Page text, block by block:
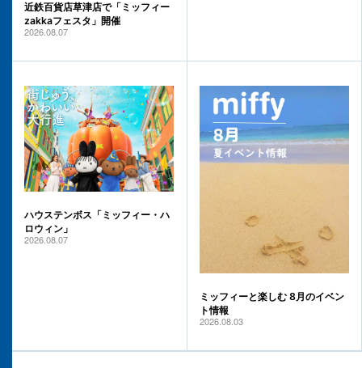
近鉄百貨店草津店で「ミッフィー
zakkaフェスタ」開催
2026.08.07
ハウステンボス「ミッフィー・ハ
ロウィン」
2026.08.07
ミッフィーと楽しむ 8月のイベン
ト情報
2026.08.03